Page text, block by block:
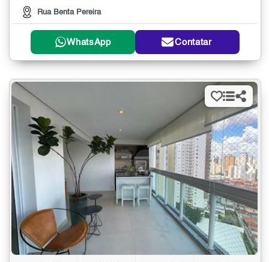
Rua Benta Pereira
WhatsApp Contatar